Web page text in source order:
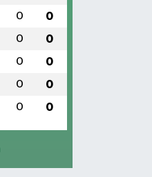
0 0
0 0
0 0
0 0
0 0